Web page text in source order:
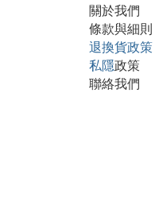
關於我們
條款與細則
退換貨政策
私隱政策
聯絡我們